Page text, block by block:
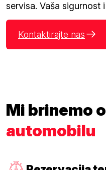
servisa. Vaša sigurnost
Kontaktirajte nas
Mi brinemo
automobilu